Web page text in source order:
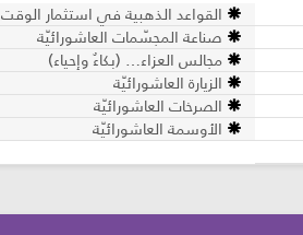
القواعد الذهبية في استثمار الوقت
صناعة المجسّمات العاشورائيّة
مجالس العزاء… (بكاءٌ وإحياء)
الزيارة العاشورائيّة
الصرخات العاشورائيّة
الأوسمة العاشورائيّة